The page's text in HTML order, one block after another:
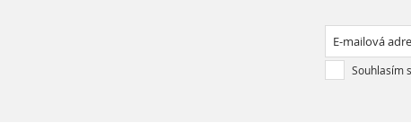
Souhlasím